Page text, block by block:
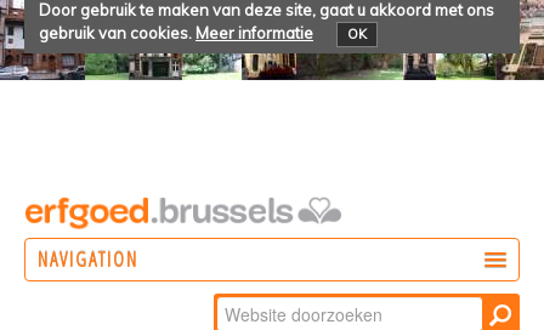
Door gebruik te maken van deze site, gaat u akkoord met ons
gebruik van cookies. Meer informatie OK
NAVIGATION
Zoek